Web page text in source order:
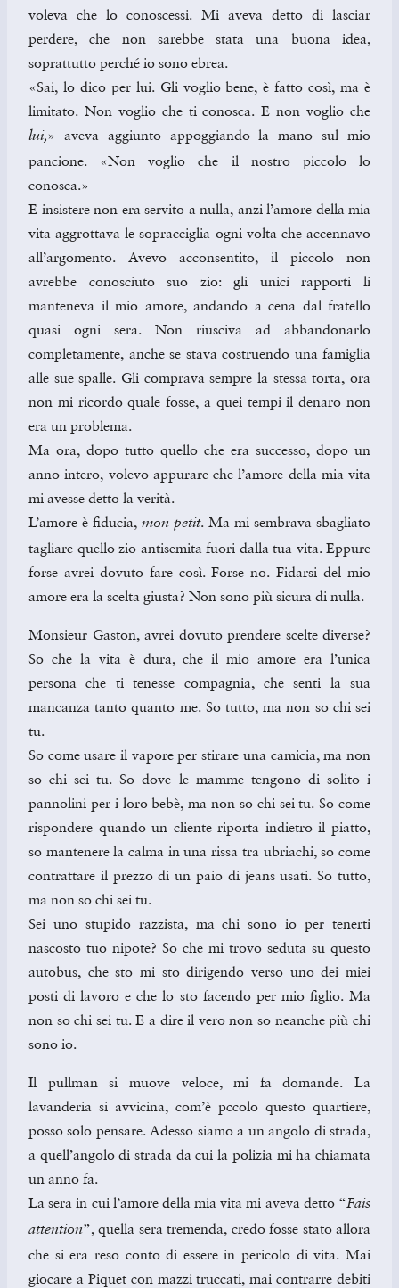
voleva che lo conoscessi. Mi aveva detto di lasciar
perdere, che non sarebbe stata una buona idea,
soprattutto perché io sono ebrea.
«Sai, lo dico per lui. Gli voglio bene, è fatto così, ma è
limitato. Non voglio che ti conosca. E non voglio che
lui,» aveva aggiunto appoggiando la mano sul mio
pancione. «Non voglio che il nostro piccolo lo
conosca.»
E insistere non era servito a nulla, anzi l’amore della mia
vita aggrottava le sopracciglia ogni volta che accennavo
all’argomento. Avevo acconsentito, il piccolo non
avrebbe conosciuto suo zio: gli unici rapporti li
manteneva il mio amore, andando a cena dal fratello
quasi ogni sera. Non riusciva ad abbandonarlo
completamente, anche se stava costruendo una famiglia
alle sue spalle. Gli comprava sempre la stessa torta, ora
non mi ricordo quale fosse, a quei tempi il denaro non
era un problema.
Ma ora, dopo tutto quello che era successo, dopo un
anno intero, volevo appurare che l’amore della mia vita
mi avesse detto la verità.
L’amore è fiducia, mon petit. Ma mi sembrava sbagliato
tagliare quello zio antisemita fuori dalla tua vita. Eppure
forse avrei dovuto fare così. Forse no. Fidarsi del mio
amore era la scelta giusta? Non sono più sicura di nulla.
Monsieur Gaston, avrei dovuto prendere scelte diverse?
So che la vita è dura, che il mio amore era l’unica
persona che ti tenesse compagnia, che senti la sua
mancanza tanto quanto me. So tutto, ma non so chi sei
tu.
So come usare il vapore per stirare una camicia, ma non
so chi sei tu. So dove le mamme tengono di solito i
pannolini per i loro bebè, ma non so chi sei tu. So come
rispondere quando un cliente riporta indietro il piatto,
so mantenere la calma in una rissa tra ubriachi, so come
contrattare il prezzo di un paio di jeans usati. So tutto,
ma non so chi sei tu.
Sei uno stupido razzista, ma chi sono io per tenerti
nascosto tuo nipote? So che mi trovo seduta su questo
autobus, che sto mi sto dirigendo verso uno dei miei
posti di lavoro e che lo sto facendo per mio figlio. Ma
non so chi sei tu. E a dire il vero non so neanche più chi
sono io.
Il pullman si muove veloce, mi fa domande. La
lavanderia si avvicina, com’è pccolo questo quartiere,
posso solo pensare. Adesso siamo a un angolo di strada,
a quell’angolo di strada da cui la polizia mi ha chiamata
un anno fa.
La sera in cui l’amore della mia vita mi aveva detto “Fais
attention”, quella sera tremenda, credo fosse stato allora
che si era reso conto di essere in pericolo di vita. Mai
giocare a Piquet con mazzi truccati, mai contrarre debiti